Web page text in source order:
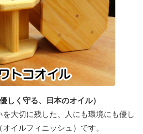
く守る、日本のオイル）
大切に残した、人にも環境にも優し
イルフィニッシュ）です。